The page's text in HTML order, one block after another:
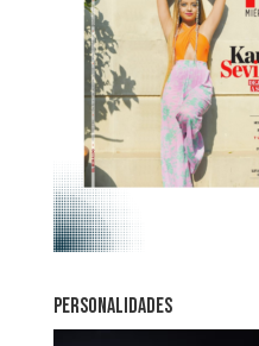
PERSONALIDADES